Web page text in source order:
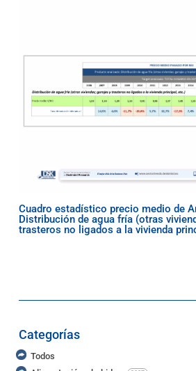
Cuadro estadístico precio medio de
Distribución de agua fría (otras
trasteros no ligados a la vivienda
Categorías
Todos